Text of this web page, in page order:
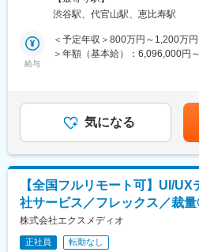
変更の範囲：会社の定める業務
※分析した数値・市場のトレンド
大化するためのマーケティング戦
◇事業計画の立案から実行まで
※立案した戦略を軸に事業計画の
メントをお任せします。
矯正器具の製造・販売を行ってい
キレイライン矯正は、美容クリ
ち上げを行った医師でもある当社
マーケティング会社の代表がタッ
なる人を増やしたい」という志に
『高額でハードルが高い』という
渋谷駅、代官山駅、恵比寿駅
給与
＜予定年収＞800万円～1,200万
＞年額（基本給）：6,096,000円
金はあくまでも目安の金額であ
があります。月給(月額)は固定手
気になる
【全国フルリモート可】UI/
社サービス／フレックス／裁
株式会社エクスメディオ
正社員 転勤なし